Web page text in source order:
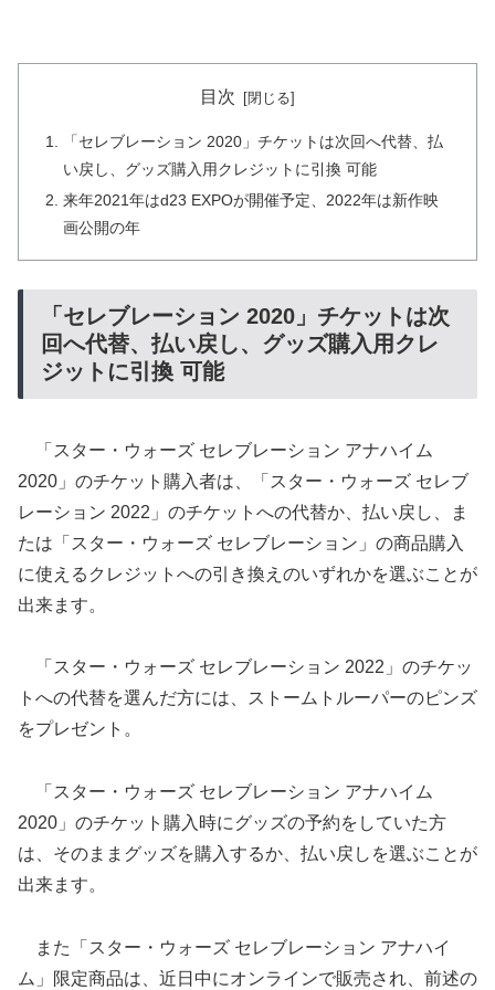
目次
「セレブレーション 2020」チケットは次回へ代替、払
い戻し、グッズ購入用クレジットに引換 可能
来年2021年はd23 EXPOが開催予定、2022年は新作映
画公開の年
「セレブレーション 2020」チケットは次
回へ代替、払い戻し、グッズ購入用クレ
ジットに引換 可能
「スター・ウォーズ セレブレーション アナハイム
2020」のチケット購入者は、「スター・ウォーズ セレブ
レーション 2022」のチケットへの代替か、払い戻し、ま
たは「スター・ウォーズ セレブレーション」の商品購入
に使えるクレジットへの引き換えのいずれかを選ぶことが
出来ます。
「スター・ウォーズ セレブレーション 2022」のチケッ
トへの代替を選んだ方には、ストームトルーパーのピンズ
をプレゼント。
「スター・ウォーズ セレブレーション アナハイム
2020」のチケット購入時にグッズの予約をしていた方
は、そのままグッズを購入するか、払い戻しを選ぶことが
出来ます。
また「スター・ウォーズ セレブレーション アナハイ
ム」限定商品は、近日中にオンラインで販売され、前述の